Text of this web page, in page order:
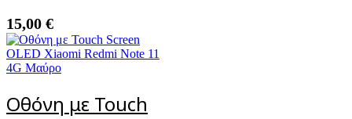
15,00 €
Οθόνη με Touch